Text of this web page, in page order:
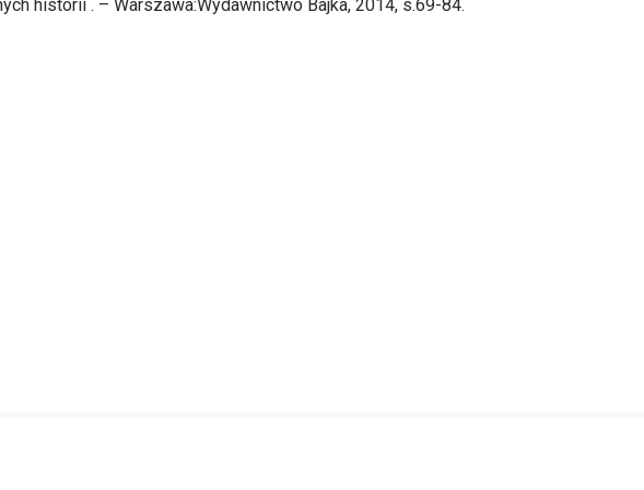
historii . – Warszawa:Wydawnictwo Bajka, 2014, s.69-84.